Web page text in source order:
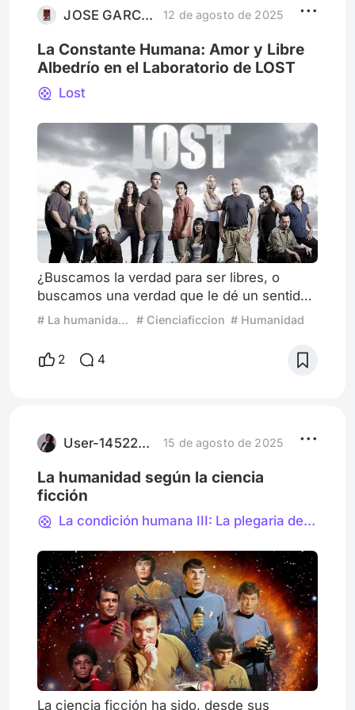
nosotros es extraordinario. Desde hace 3
JOSE GARCIAL 12 de agosto de 2025
La Constante Humana: Amor y Libre
Albedrío en el Laboratorio de LOST
Lost
¿Buscamos la verdad para ser libres, o
buscamos una verdad que le dé un sentido
a nuestra prisión? La ciencia ficción, en su
predicción, sino de disección. Utiliza lo
imposible como un bisturí para abrir el tejido
meramente un escenario; es la ecuació
# La humanidad según la ciencia ficción # Cienciaficcion # Humanidad
2 4
User-1452274159 15 de agosto de 2025
La humanidad según la ciencia
ficción
La condición humana III: La plegaria del soldado
La ciencia ficción ha sido, desde sus